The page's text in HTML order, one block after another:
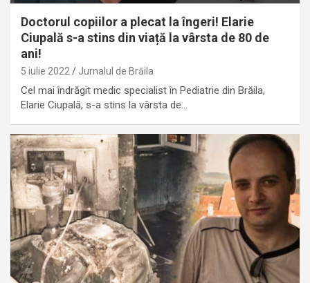
Doctorul copiilor a plecat la îngeri! Elarie
Ciupală s-a stins din viață la vârsta de 80 de
ani!
5 iulie 2022 Jurnalul de Brăila
Cel mai îndrăgit medic specialist în Pediatrie din Brăila,
Elarie Ciupală, s-a stins la vârsta de…